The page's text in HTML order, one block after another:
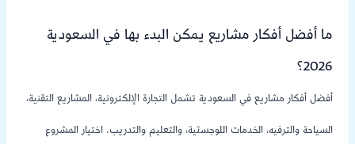
ما أفضل أفكار مشاريع يمكن البدء بها في السعودية
2026؟
أفضل أفكار مشاريع في السعودية تشمل التجارة الإلكترونية، المشاريع التقنية،
السياحة والترفيه، الخدمات اللوجستية، والتعليم والتدريب. اختيار المشروع